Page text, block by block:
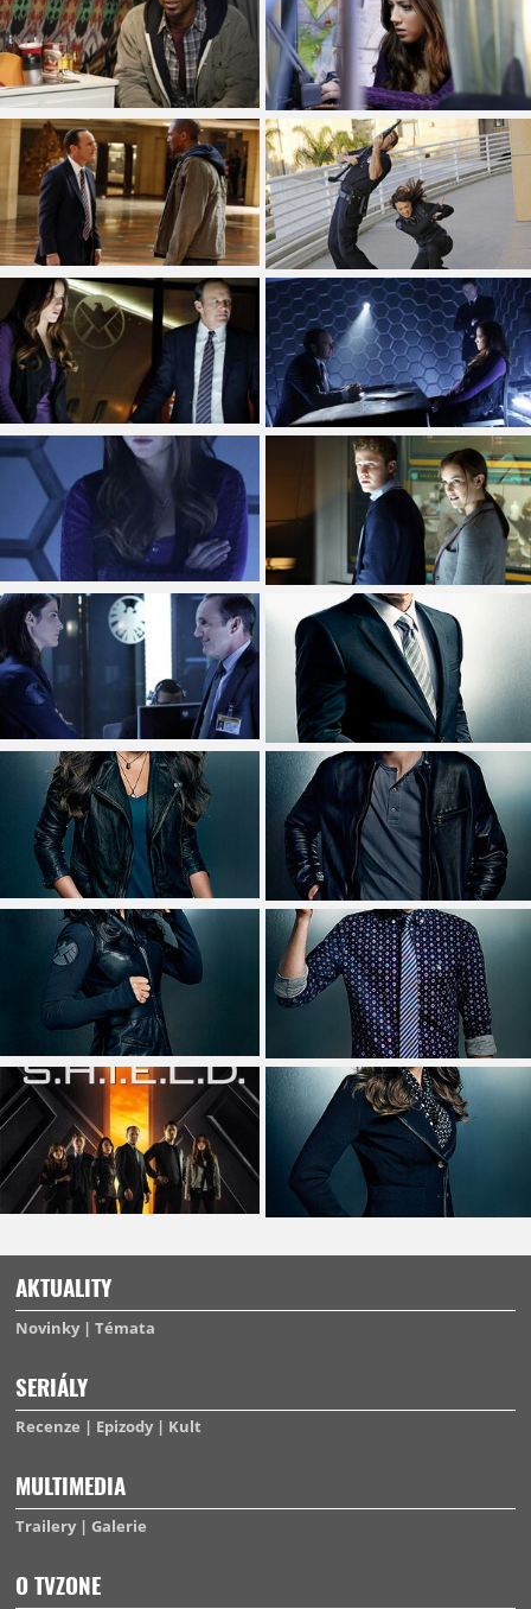
AKTUALITY
Novinky Témata
SERIÁLY
Recenze Epizody Kult
MULTIMEDIA
Trailery Galerie
O TVZONE